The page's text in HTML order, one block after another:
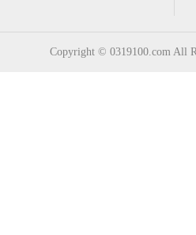
Copyright © 0319100.com All